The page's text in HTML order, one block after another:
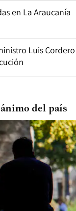
en La Araucanía
Luis Cordero
del país